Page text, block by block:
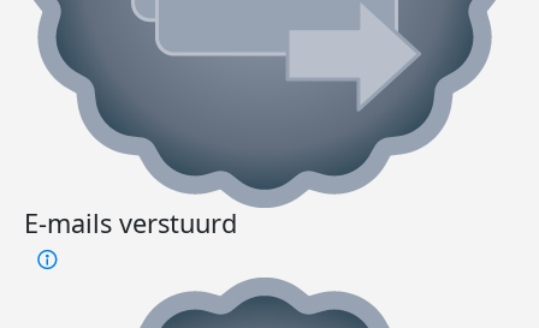
E-mails verstuurd